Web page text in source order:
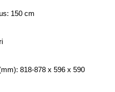
150 cm
818-878 x 596 x 590